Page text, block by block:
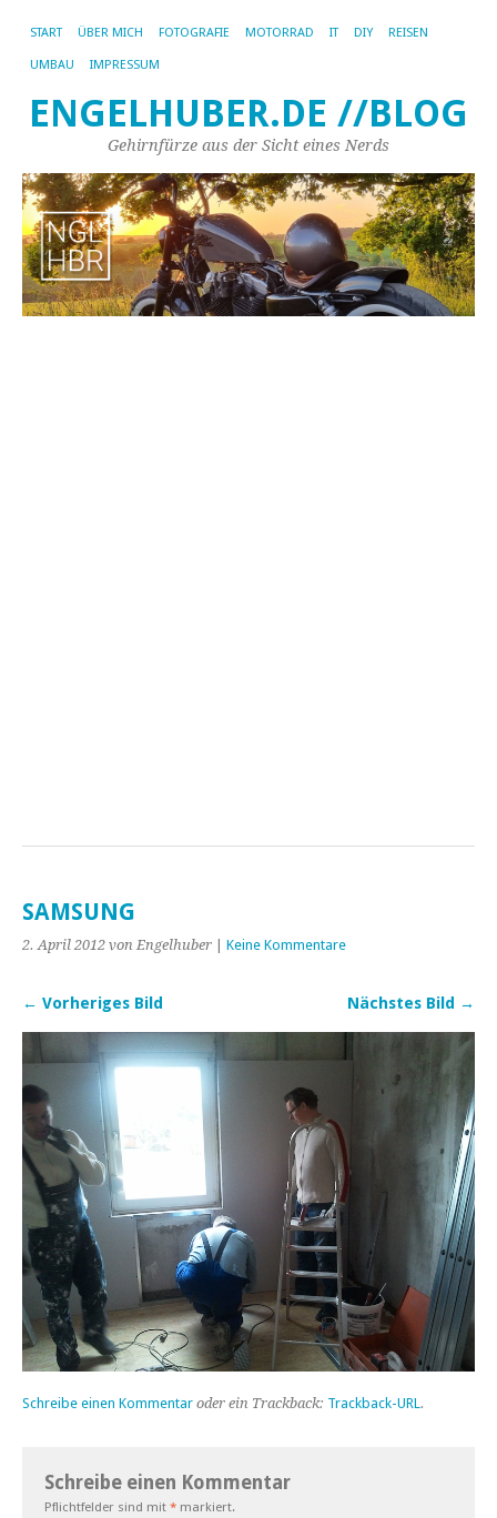
START ÜBER MICH FOTOGRAFIE MOTORRAD IT DIY REISEN
UMBAU IMPRESSUM
ENGELHUBER.DE //BLOG
Gehirnfürze aus der Sicht eines Nerds
SAMSUNG
2. April 2012 von Engelhuber Keine Kommentare
← Vorheriges Bild Nächstes Bild →
Schreibe einen Kommentar oder ein Trackback: Trackback-URL.
Schreibe einen Kommentar
Pflichtfelder sind mit * markiert.